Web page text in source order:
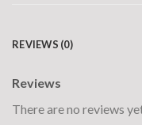
REVIEWS (0)
Reviews
There are no reviews